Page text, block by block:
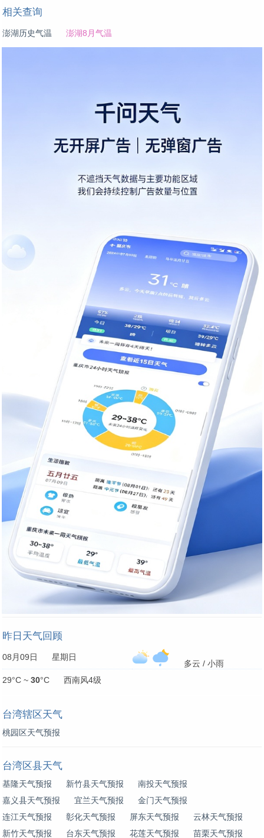
相关查询
澎湖历史气温 澎湖8月气温
昨日天气回顾
08月09日 星期日
多云 / 小雨
29°C ~ 30°C 西南风4级
台湾辖区天气
桃园区天气预报
台湾区县天气
基隆天气预报 新竹县天气预报
南投天气预报
嘉义县天气预报
宜兰天气预报
金门天气预报
连江天气预报
彰化天气预报 屏东天气预报
云林天气预报
新竹天气预报
台东天气预报 花莲天气预报 苗栗天气预报